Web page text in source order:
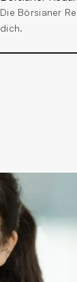
Die Börsianer
dich.